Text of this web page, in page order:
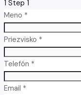
1 Step 1
Meno *
Priezvisko *
Telefón *
Email *